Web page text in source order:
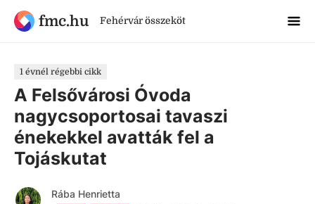
fmc.hu Fehérvár összeköt
1 évnél régebbi cikk
A Felsővárosi Óvoda
nagycsoportosai tavaszi
énekekkel avatták fel a
Tojáskutat
Rába Henrietta